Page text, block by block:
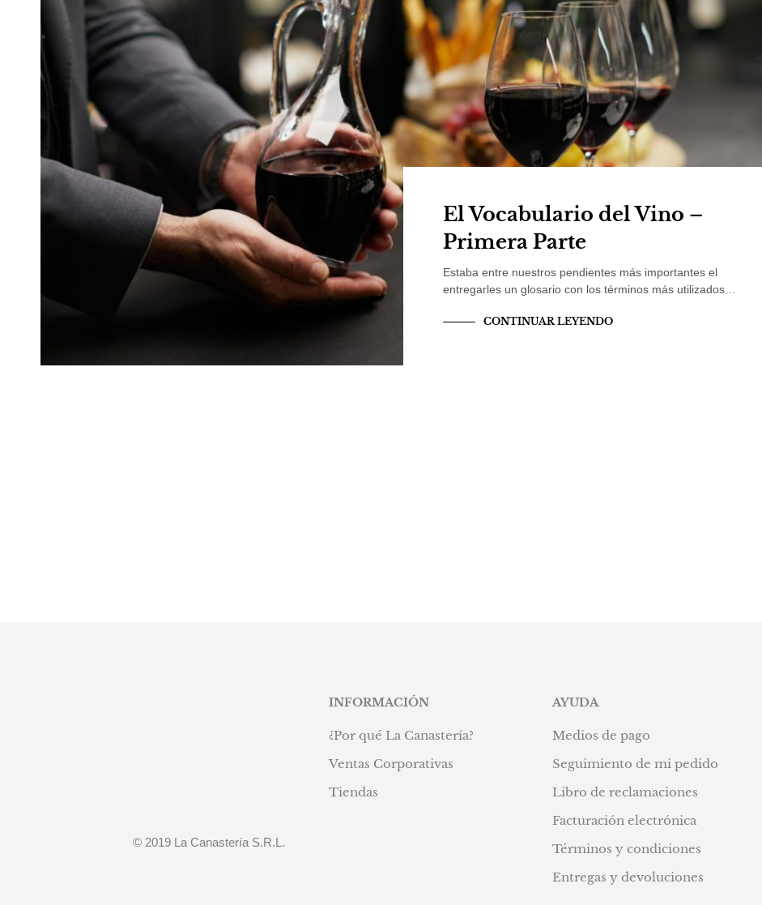
El Vocabulario del Vino –
Primera Parte
Estaba entre nuestros pendientes más importantes el
entregarles un glosario con los términos más utilizados…
CONTINUAR LEYENDO
© 2019 La Canastería S.R.L.
INFORMACIÓN
¿Por qué La Canastería?
Ventas Corporativas
Tiendas
AYUDA
Medios de pago
Seguimiento de mi pedido
Libro de reclamaciones
Facturación electrónica
Términos y condiciones
Entregas y devoluciones